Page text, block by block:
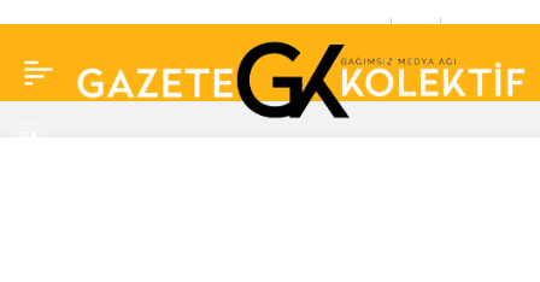
Afra Saraçoğlu ve Mert